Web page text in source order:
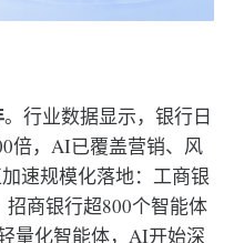
。行业数据显示，银行日
倍，AI已覆盖营销、风
速规模化落地：工商银
商银行超800个智能体
量化智能体，AI开始深